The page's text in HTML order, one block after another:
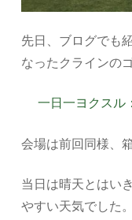
先日、ブログでも
なったクラインの
一日一ヨクスル
会場は前回同様、
当日は晴天とはい
やすい天気でした。